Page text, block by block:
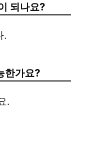
되나요?
.
한가요?
.